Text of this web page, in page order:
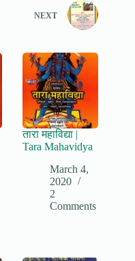
NEXT
तारा महाविद्या |
Tara Mahavidya
March 4,
2020
2
Comments